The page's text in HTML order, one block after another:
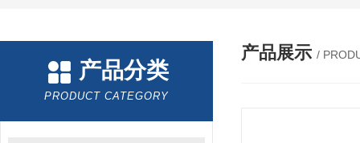
产品分类
PRODUCT CATEGORY
产品展示 /